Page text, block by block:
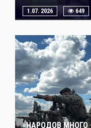
1.07. 2026 649
«НАРОДОВ